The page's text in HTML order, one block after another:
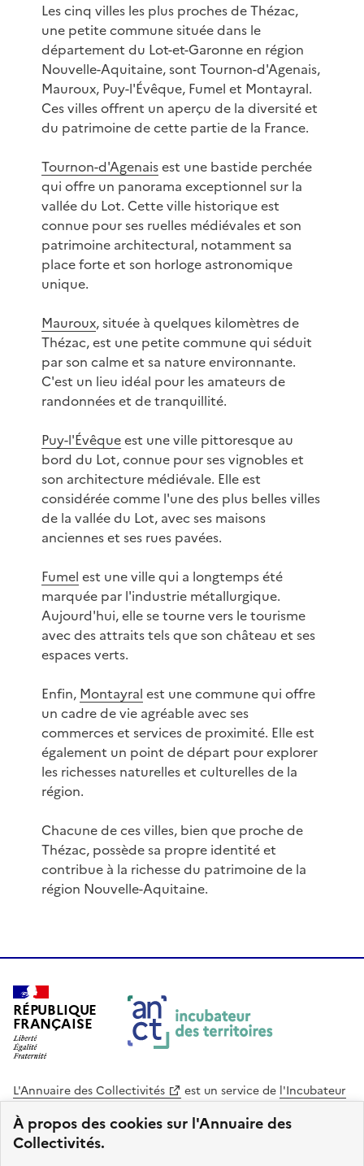
À propos des cookies sur l'Annuaire des
Collectivités.
Les cinq villes les plus proches de Thézac,
une petite commune située dans le
département du Lot-et-Garonne en région
Nouvelle-Aquitaine, sont Tournon-d'Agenais,
Mauroux, Puy-l'Évêque, Fumel et Montayral.
Ces villes offrent un aperçu de la diversité et
du patrimoine de cette partie de la France.
Tournon-d'Agenaisest une bastide perchée
qui offre un panorama exceptionnel sur la
vallée du Lot. Cette ville historique est
connue pour ses ruelles médiévales et son
patrimoine architectural, notamment sa
place forte et son horloge astronomique
unique.
Mauroux, située à quelques kilomètres de
Thézac, est une petite commune qui séduit
par son calme et sa nature environnante.
C'est un lieu idéal pour les amateurs de
randonnées et de tranquillité.
Puy-l'Évêqueest une ville pittoresque au
bord du Lot, connue pour ses vignobles et
son architecture médiévale. Elle est
considérée comme l'une des plus belles villes
de la vallée du Lot, avec ses maisons
anciennes et ses rues pavées.
Fumel est une ville qui a longtemps été
marquée par l'industrie métallurgique.
Aujourd'hui, elle se tourne vers le tourisme
avec des attraits tels que son château et ses
espaces verts.
Enfin, Montayral est une commune qui offre
un cadre de vie agréable avec ses
commerces et services de proximité. Elle est
également un point de départ pour explorer
les richesses naturelles et culturelles de la
région.
Chacune de ces villes, bien que proche de
Thézac, possède sa propre identité et
contribue à la richesse du patrimoine de la
région Nouvelle-Aquitaine.
RÉPUBLIQUE
FRANÇAISE
L'Annuaire des Collectivités est un service de l'Incubateur
des Territoires
Cohésion des Territoires
. Le code source de ce site web
est disponible en licence libre. Le design de ce site est conçu